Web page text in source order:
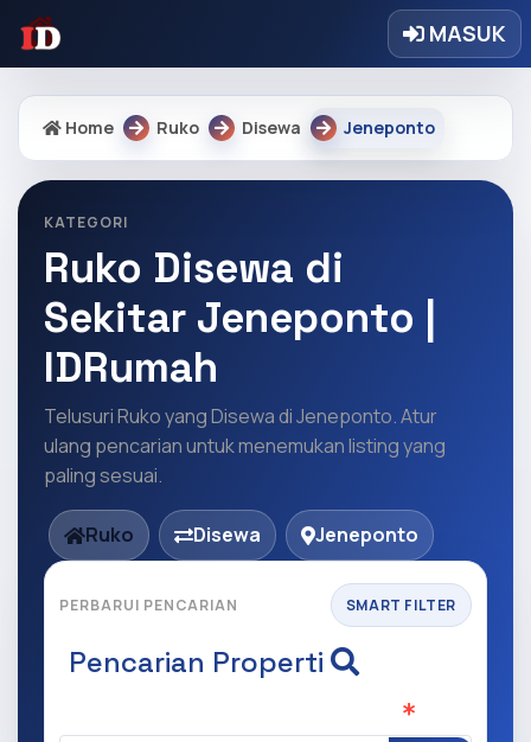
MASUK
Home Ruko Disewa Jeneponto
KATEGORI
Ruko Disewa di
Sekitar Jeneponto |
IDRumah
Telusuri Ruko yang Disewa di Jeneponto. Atur
ulang pencarian untuk menemukan listing yang
paling sesuai.
Ruko Disewa Jeneponto
PERBARUI PENCARIAN SMART FILTER
Pencarian Properti